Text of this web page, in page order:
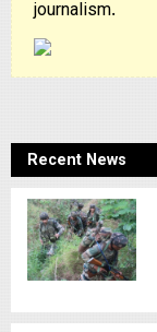
journalism.
Recent News